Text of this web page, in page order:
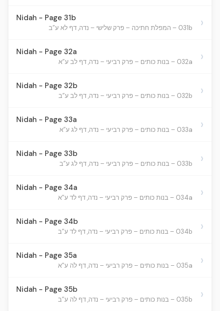
Nidah - Page 31b
031b – המפלת חתיכה – פרק שלישי – נדה, דף לא ע”ב ›
Nidah - Page 32a
032a – בנות כותים – פרק רביעי – נדה, דף לב ע”א ›
Nidah - Page 32b
032b – בנות כותים – פרק רביעי – נדה, דף לב ע”ב ›
Nidah - Page 33a
033a – בנות כותים – פרק רביעי – נדה, דף לג ע”א ›
Nidah - Page 33b
033b – בנות כותים – פרק רביעי – נדה, דף לג ע”ב ›
Nidah - Page 34a
034a – בנות כותים – פרק רביעי – נדה, דף לד ע”א ›
Nidah - Page 34b
034b – בנות כותים – פרק רביעי – נדה, דף לד ע”ב ›
Nidah - Page 35a
035a – בנות כותים – פרק רביעי – נדה, דף לה ע”א ›
Nidah - Page 35b
035b – בנות כותים – פרק רביעי – נדה, דף לה ע”ב ›